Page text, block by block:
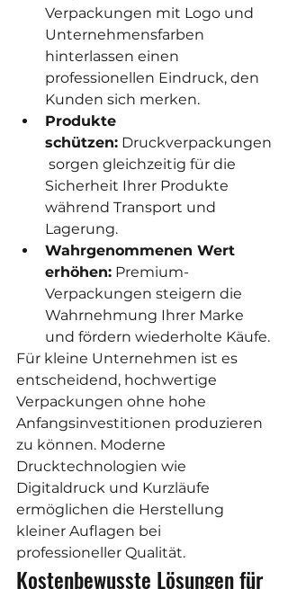
Verpackungen mit Logo und
Unternehmensfarben
hinterlassen einen
professionellen Eindruck, den
Kunden sich merken.
Produkte
schützen: Druckverpackungen
sorgen gleichzeitig für die
Sicherheit Ihrer Produkte
während Transport und
Lagerung.
Wahrgenommenen Wert
erhöhen: Premium-
Verpackungen steigern die
Wahrnehmung Ihrer Marke
und fördern wiederholte Käufe.
Für kleine Unternehmen ist es
entscheidend, hochwertige
Verpackungen ohne hohe
Anfangsinvestitionen produzieren
zu können. Moderne
Drucktechnologien wie
Digitaldruck und Kurzläufe
ermöglichen die Herstellung
kleiner Auflagen bei
professioneller Qualität.
Kostenbewusste Lösungen für